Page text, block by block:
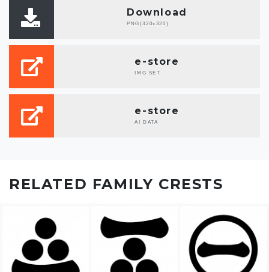
Download
PNG(320x320)
e-store
IMG SET
e-store
AI DATA
RELATED FAMILY CRESTS